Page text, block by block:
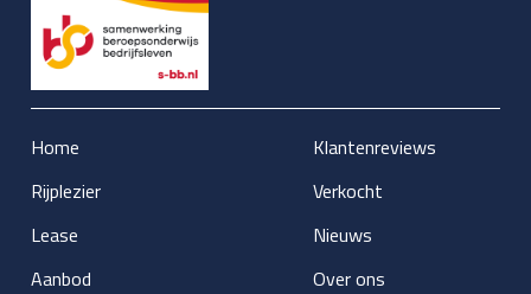
Home
Rijplezier
Lease
Aanbod
Klantenreviews
Verkocht
Nieuws
Over ons